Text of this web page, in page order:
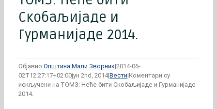
Скобаљијаде и
Гурманијаде 2014.
Објавио Општина Мали Зворник|2014-06-
02T12:27:17+02:00јун 2nd, 2014|Вести|Коментари су
искључени на ТОМЗ: Неће бити Скобаљијаде и Гурманијаде
2014.